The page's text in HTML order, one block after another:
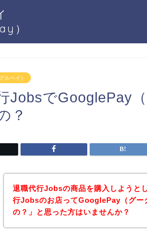
）
ルペイ）
JobsでGooglePay
？
退職代行Jobsの商品を購入しようと
行Jobsのお店ってGooglePay（グー
の？」と思った方はいませんか？